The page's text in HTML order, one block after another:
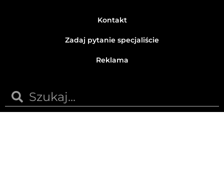
Kontakt
Zadaj pytanie specjaliście
Reklama